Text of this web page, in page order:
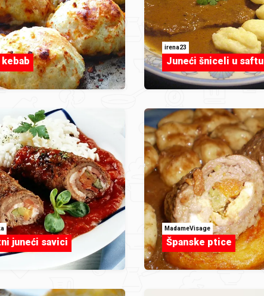
kebab
irena23
Juneći šniceli u saftu
juneći savici
MadameVisage
Španske ptice